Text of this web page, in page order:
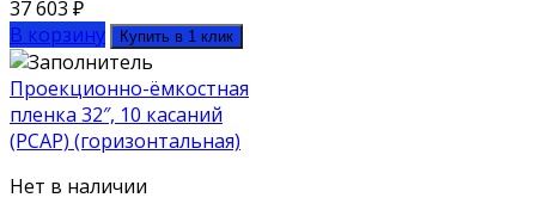
37 603 ₽
В корзину
Купить в 1 клик
Проекционно-ёмкостная
пленка 32″, 10 касаний
(PCAP) (горизонтальная)
Нет в наличии